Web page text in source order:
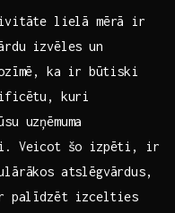
lielā mērā ir
izvēles un
ka ir⁢ būtiski
kuri
Veicot šo izpēti, ir‍
atslēgvārdus,
palīdzēt izcelties